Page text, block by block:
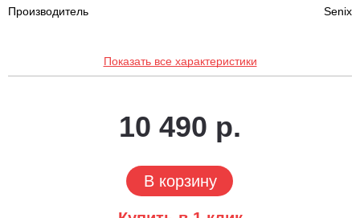
Производитель
Senix
Показать все характеристики
10 490 р.
В корзину